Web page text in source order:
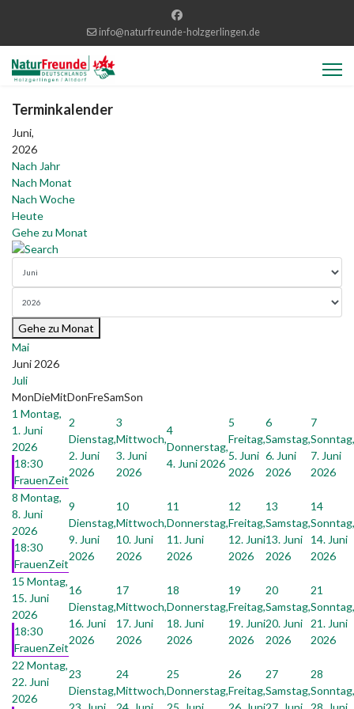
info@naturfreunde-holzgerlingen.de
Terminkalender
Juni,
2026
Nach Jahr
Nach Monat
Nach Woche
Heute
Gehe zu Monat
Gehe zu Monat
Mai
Juni 2026
Juli
MonDieMitDonFreSamSon
1 Montag,
1. Juni
2026
18:30
FrauenZeit
2
Dienstag,
2. Juni
2026
3
Mittwoch,
3. Juni
2026
4
Donnerstag,
4. Juni 2026
5
Freitag,
5. Juni
2026
6
Samstag,
6. Juni
2026
7
Sonntag,
7. Juni
2026
8 Montag,
8. Juni
2026
18:30
FrauenZeit
9
Dienstag,
9. Juni
2026
10
Mittwoch,
10. Juni
2026
11
Donnerstag,
11. Juni
2026
12
Freitag,
12. Juni
2026
13
Samstag,
13. Juni
2026
14
Sonntag,
14. Juni
2026
15 Montag,
15. Juni
2026
18:30
FrauenZeit
16
Dienstag,
16. Juni
2026
17
Mittwoch,
17. Juni
2026
18
Donnerstag,
18. Juni
2026
19
Freitag,
19. Juni
2026
20
Samstag,
20. Juni
2026
21
Sonntag,
21. Juni
2026
22 Montag,
22. Juni
2026
23
Dienstag,
24
Mittwoch,
25
Donnerstag,
26
Freitag,
27
Samstag,
28
Sonntag,